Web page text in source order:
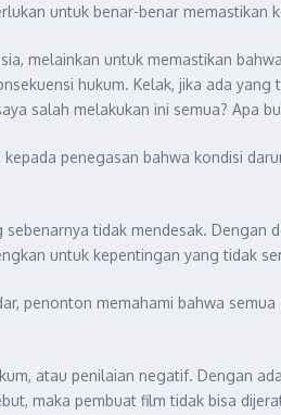
untuk benar-benar memastikan
melainkan untuk memastikan
hukum. Kelak, jika ada
salah melakukan ini semua? Apa
penegasan bahwa kondisi
tidak mendesak. Dengan
untuk kepentingan yang tidak
penonton memahami bahwa
atau penilaian negatif. Dengan
maka pembuat film tidak bisa